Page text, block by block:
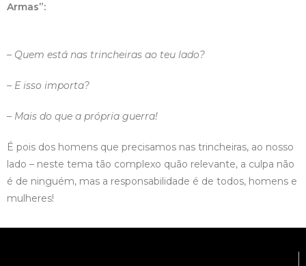
Armas”:
– Quem está nas trincheiras ao teu lado?
– E isso importa?
– Mais do que a própria guerra!
É pois dos homens que precisamos nas trincheiras, ao nosso
lado – neste tema tão complexo quão relevante, a culpa não
é de ninguém, mas a responsabilidade é de todos, homens e
mulheres!